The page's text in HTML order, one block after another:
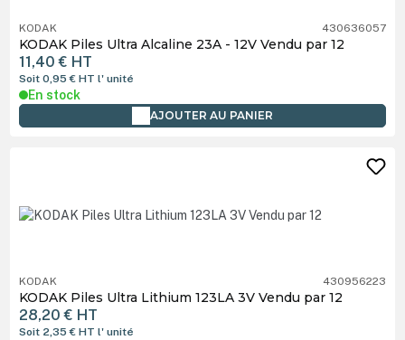
KODAK 430636057
KODAK Piles Ultra Alcaline 23A - 12V Vendu par 12
11,40 € HT
Soit 0,95 €HTl' unité
En stock
AJOUTER AU PANIER
KODAK 430956223
KODAK Piles Ultra Lithium 123LA 3V Vendu par 12
28,20 € HT
Soit 2,35 €HTl' unité